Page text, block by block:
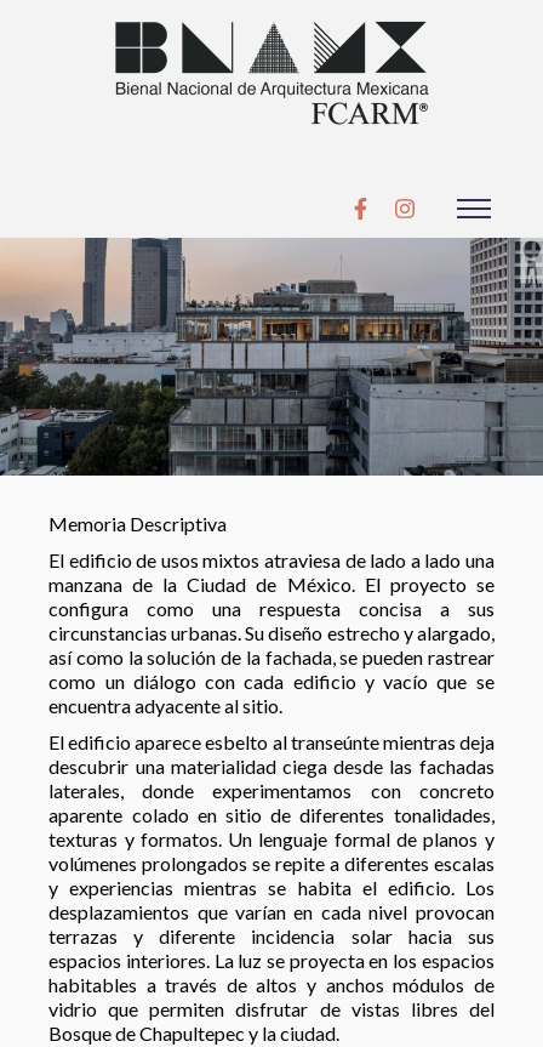
Memoria Descriptiva
El edificio de usos mixtos atraviesa de lado a lado una
manzana de la Ciudad de México. El proyecto se
configura como una respuesta concisa a sus
circunstancias urbanas. Su diseño estrecho y alargado,
así como la solución de la fachada, se pueden rastrear
como un diálogo con cada edificio y vacío que se
encuentra adyacente al sitio.
El edificio aparece esbelto al transeúnte mientras deja
descubrir una materialidad ciega desde las fachadas
laterales, donde experimentamos con concreto
aparente colado en sitio de diferentes tonalidades,
texturas y formatos. Un lenguaje formal de planos y
volúmenes prolongados se repite a diferentes escalas
y experiencias mientras se habita el edificio. Los
desplazamientos que varían en cada nivel provocan
terrazas y diferente incidencia solar hacia sus
espacios interiores. La luz se proyecta en los espacios
habitables a través de altos y anchos módulos de
vidrio que permiten disfrutar de vistas libres del
Bosque de Chapultepec y la ciudad.